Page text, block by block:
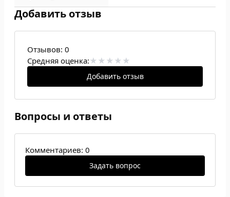
Добавить отзыв
Отзывов: 0
Средняя оценка:
Добавить отзыв
Вопросы и ответы
Комментариев: 0
Задать вопрос